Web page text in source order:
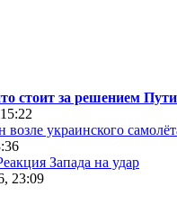
стоит за решением
украинского
Запада на удар
23:09